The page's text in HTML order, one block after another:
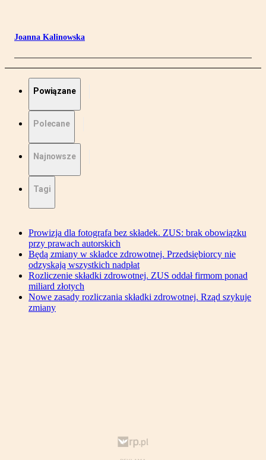
Joanna Kalinowska
Powiązane
Polecane
Najnowsze
Tagi
Prowizja dla fotografa bez składek. ZUS: brak obowiązku
przy prawach autorskich
Będą zmiany w składce zdrowotnej. Przedsiębiorcy nie
odzyskają wszystkich nadpłat
Rozliczenie składki zdrowotnej. ZUS oddał firmom ponad
miliard złotych
Nowe zasady rozliczania składki zdrowotnej. Rząd szykuje
zmiany